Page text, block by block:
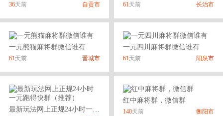
36天前 自贡市 61天前 长治市
一元熊猫麻将群微信谁有
61 天前 晋城市
一元四川麻将群微信谁有
61 天前 阳泉市
最新玩法网上正规24小时一元跑得快群（推荐）
红中麻将群，微信群
140天前 衡阳市